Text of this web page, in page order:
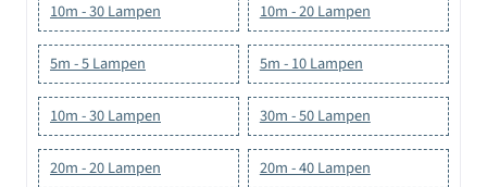
10m - 30 Lampen 10m - 20 Lampen
5m - 5 Lampen 5m - 10 Lampen
10m - 30 Lampen 30m - 50 Lampen
20m - 20 Lampen 20m - 40 Lampen